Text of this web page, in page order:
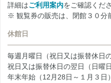
詳細はご利用案内をご確認くださ
※ 観覧券の販売は、閉館３０分
休館日
毎週月曜日（祝日又は振替休日
祝日又は振替休日の翌日（日曜
年末年始（12月28日～１月３日）